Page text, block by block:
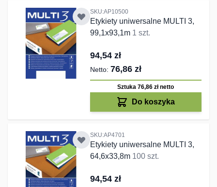
SKU:AP10500
Etykiety uniwersalne MULTI 3,
99,1x93,1m 1 szt.
94,54 zł
76,86 zł
Sztuka 76,86 złnetto
Do koszyka
SKU:AP4701
Etykiety uniwersalne MULTI 3,
64,6x33,8m 100 szt.
94,54 zł